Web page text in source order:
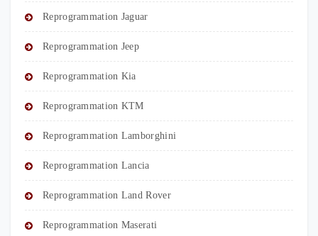
Reprogrammation Jaguar
Reprogrammation Jeep
Reprogrammation Kia
Reprogrammation KTM
Reprogrammation Lamborghini
Reprogrammation Lancia
Reprogrammation Land Rover
Reprogrammation Maserati